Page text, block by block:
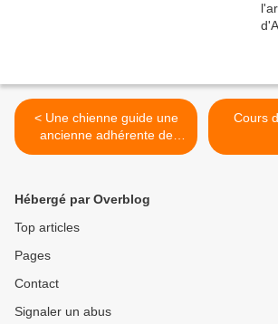
< Une chienne guide une
ancienne adhérente de
L'EECSB
Cours
Hébergé par Overblog
Top articles
Pages
Contact
Signaler un abus